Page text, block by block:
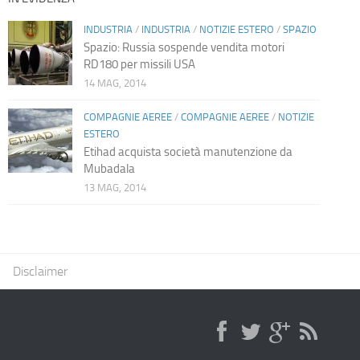
INDUSTRIA/ INDUSTRIA/ NOTIZIE ESTERO / SPAZIO
Spazio: Russia sospende vendita motori
RD180 per missili USA
14 MAG, 2014
COMPAGNIE AEREE/ COMPAGNIE AEREE/ NOTIZIE
ESTERO
Etihad acquista società manutenzione da
Mubadala
13 MAG, 2014
Disclaimer